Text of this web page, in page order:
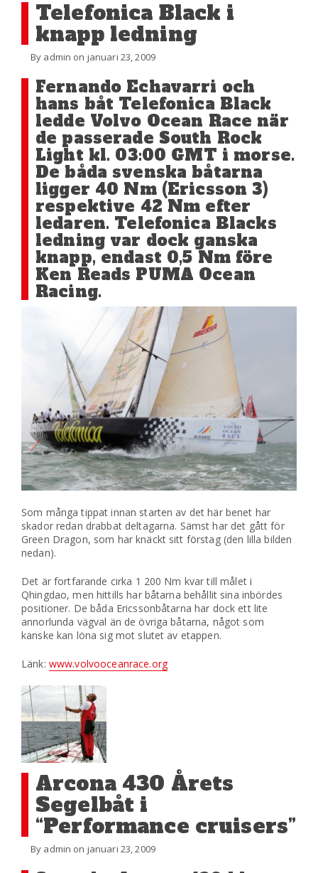
Telefonica Black i
knapp ledning
By admin on januari 23, 2009
Fernando Echavarri och
hans båt Telefonica Black
ledde Volvo Ocean Race när
de passerade South Rock
Light kl. 03:00 GMT i morse.
De båda svenska båtarna
ligger 40 Nm (Ericsson 3)
respektive 42 Nm efter
ledaren. Telefonica Blacks
ledning var dock ganska
knapp, endast 0,5 Nm före
Ken Reads PUMA Ocean
Racing.
Som många tippat innan starten av det här benet har
skador redan drabbat deltagarna. Sämst har det gått för
Green Dragon, som har knäckt sitt förstag (den lilla bilden
nedan).
Det är fortfarande cirka 1 200 Nm kvar till målet i
Qhingdao, men hittills har båtarna behållit sina inbördes
positioner. De båda Ericssonbåtarna har dock ett lite
annorlunda vägval än de övriga båtarna, något som
kanske kan löna sig mot slutet av etappen.
Länk: www.volvooceanrace.org
Arcona 430 Årets
Segelbåt i
“Performance cruisers”
By admin on januari 23, 2009